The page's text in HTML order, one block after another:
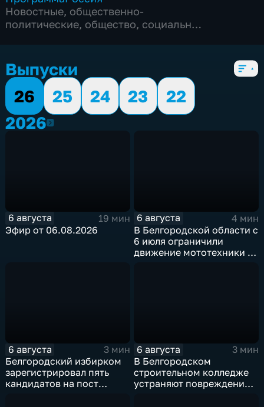
Новостные, общественно-
политические, общество, социально-
Выпуски
26
25 24 23
22
20262026
6 августа
19 мин
Эфир от 06.08.2026
6 августа
4 мин
В Белгородской области с
6 июля ограничили
движение мототехники в
6 августа
3 мин
Белгородский избирком
зарегистрировал пять
кандидатов на пост
6 августа
3 мин
В Белгородском
строительном колледже
устраняют повреждения